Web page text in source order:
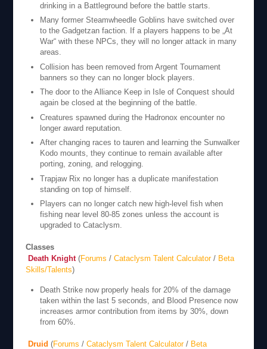
drinking in a Battleground before the battle starts.
Many former Steamwheedle Goblins have switched over
to the Gadgetzan faction. If a players happens to be „At
War“ with these NPCs, they will no longer attack in many
areas.
Collision has been removed from Argent Tournament
banners so they can no longer block players.
The door to the Alliance Keep in Isle of Conquest should
again be closed at the beginning of the battle.
Creatures spawned during the Hadronox encounter no
longer award reputation.
After changing races to tauren and learning the Sunwalker
Kodo mounts, they continue to remain available after
porting, zoning, and relogging.
Trapjaw Rix no longer has a duplicate manifestation
standing on top of himself.
Players can no longer catch new high-level fish when
fishing near level 80-85 zones unless the account is
upgraded to Cataclysm.
Classes
Death Knight(Forums / Cataclysm Talent Calculator/ Beta
Skills/Talents)
Death Strike now properly heals for 20% of the damage
taken within the last 5 seconds, and Blood Presence now
increases armor contribution from items by 30%, down
from 60%.
Druid (Forums / Cataclysm Talent Calculator/ Beta